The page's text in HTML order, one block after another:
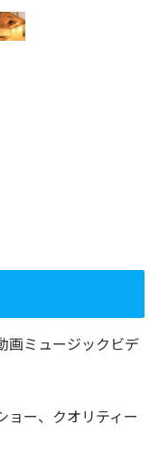
栓にDIY
画ミュージックビデ
ョー、クオリティー